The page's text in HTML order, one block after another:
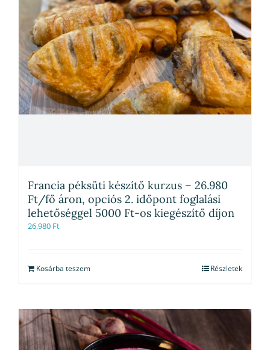
Francia péksüti készítő kurzus – 26.980
Ft/fő áron, opciós 2. időpont foglalási
lehetőséggel 5000 Ft-os kiegészítő díjon
26,980 Ft
Kosárba teszem Részletek